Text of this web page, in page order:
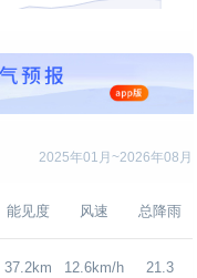
2025年01月~2026年08月
能见度 风速 总降雨
37.2km 12.6km/h 21.3